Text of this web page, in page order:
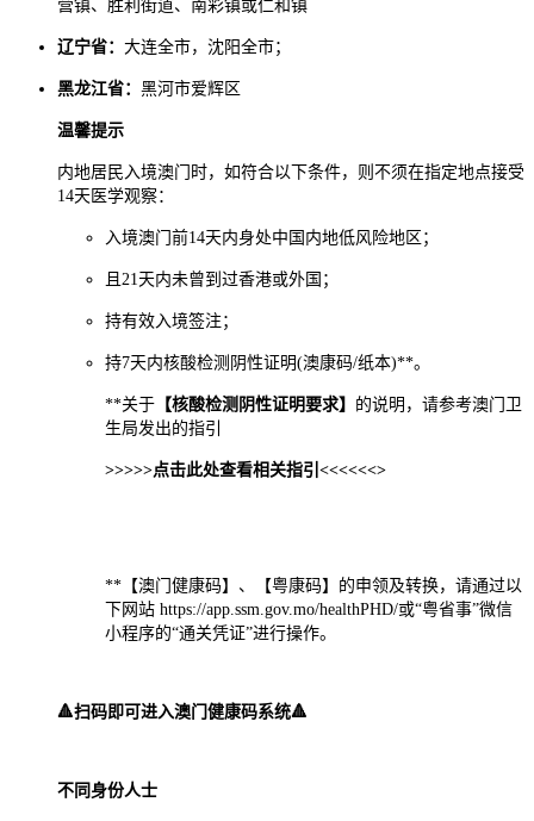
营镇、胜利街道、南彩镇或仁和镇
辽宁省： 大连全市，沈阳全市；
黑龙江省： 黑河市爱辉区
温馨提示
内地居民入境澳门时，如符合以下条件，则不须在指定地点接受
14天医学观察：
入境澳门前14天内身处中国内地低风险地区；
且21天内未曾到过香港或外国；
持有效入境签注；
持7天内核酸检测阴性证明(澳康码/纸本)**。
**关于 【核酸检测阴性证明要求】 的说明，请参考澳门卫
生局发出的指引
>>>>>点击此处查看相关指引<<<<<<>
**【澳门健康码】、【粤康码】的申领及转换，请通过以
下网站 https://app.ssm.gov.mo/healthPHD/或“粤省事”微信
小程序的“通关凭证”进行操作。
🔺扫码即可进入澳门健康码系统🔺
不同身份人士